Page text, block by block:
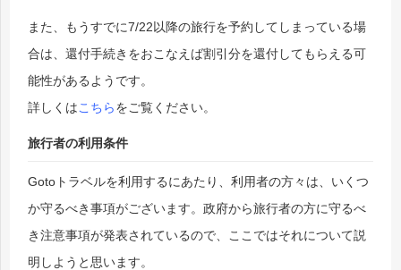
また、もうすでに7/22以降の旅行を予約してしまっている場
合は、還付手続きをおこなえば割引分を還付してもらえる可
能性があるようです。
詳しくはこちらをご覧ください。
旅行者の利用条件
Gotoトラベルを利用するにあたり、利用者の方々は、いくつ
か守るべき事項がございます。政府から旅行者の方に守るべ
き注意事項が発表されているので、ここではそれについて説
明しようと思います。